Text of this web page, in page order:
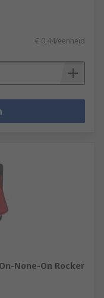
€ 0,44/eenheid
None-On Rocker